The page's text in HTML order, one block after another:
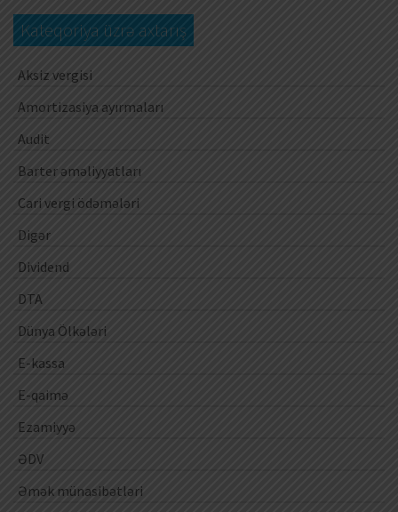
Kateqoriya üzrə axtarış
Aksiz vergisi
Amortizasiya ayırmaları
Audit
Barter əməliyyatları
Cari vergi ödəmələri
Digər
Dividend
DTA
Dünya Ölkələri
E-kassa
E-qaimə
Ezamiyyə
ƏDV
Əmək münasibətləri